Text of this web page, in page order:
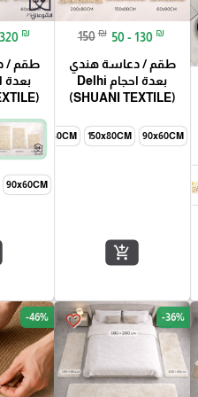
150 ₪ 50 - 130 ₪
طقم / دعاسة هندي
بعدة احجام Delhi
(SHUANI TEXTILE)
90x60CM
150x80CM
200x80CM
add_shopping_cart
₪
طقم /
90x60CM
favorite_border -36%
-46%